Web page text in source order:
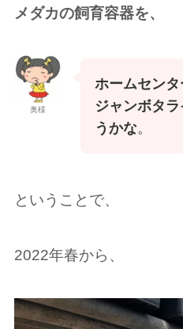
メダカの飼育容器を、
奥様
ホームセンタ
ジャンボタ
うかな。
ということで、
2022年春から、